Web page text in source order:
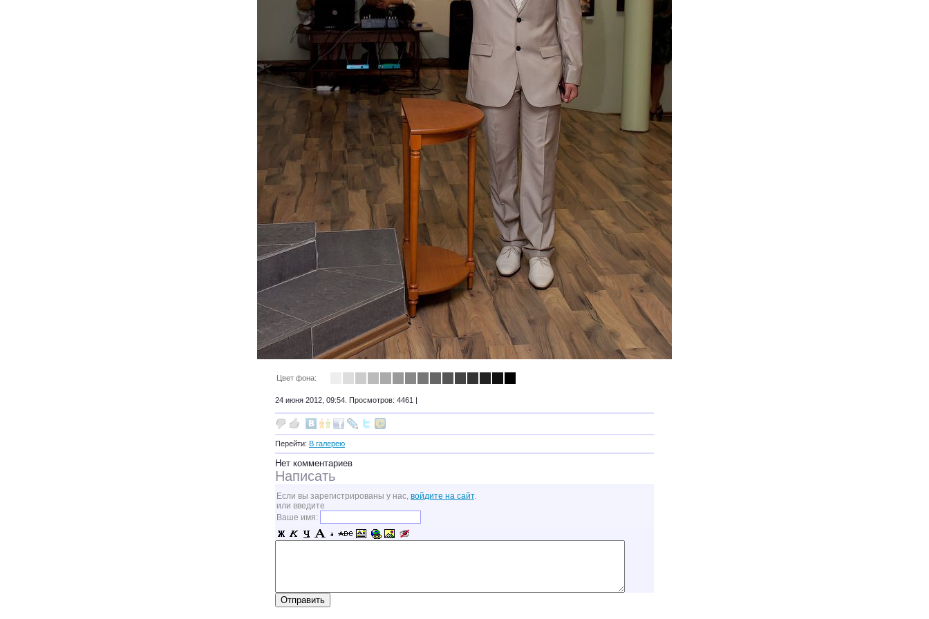
Цвет фона:
24 июня 2012, 09:54. Просмотров: 4461 |
Перейти: В галерею
Нет комментариев
Написать
Если вы зарегистрированы у нас, войдите на сайт.
или введите
Ваше имя: